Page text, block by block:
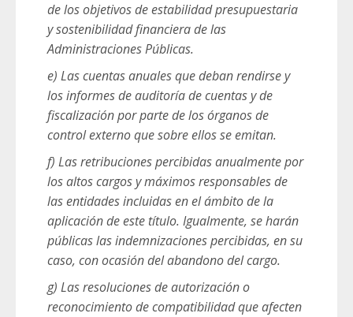
de los objetivos de estabilidad presupuestaria
y sostenibilidad financiera de las
Administraciones Públicas.
e) Las cuentas anuales que deban rendirse y
los informes de auditoría de cuentas y de
fiscalización por parte de los órganos de
control externo que sobre ellos se emitan.
f) Las retribuciones percibidas anualmente por
los altos cargos y máximos responsables de
las entidades incluidas en el ámbito de la
aplicación de este título. Igualmente, se harán
públicas las indemnizaciones percibidas, en su
caso, con ocasión del abandono del cargo.
g) Las resoluciones de autorización o
reconocimiento de compatibilidad que afecten